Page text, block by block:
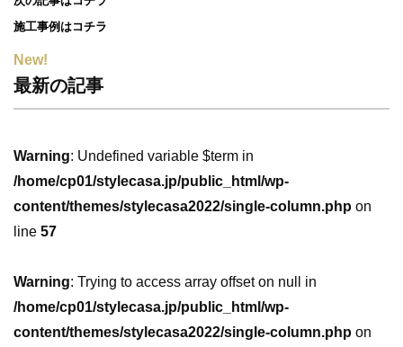
施工事例はコチラ
New!
最新の記事
Warning: Undefined variable $term in
/home/cp01/stylecasa.jp/public_html/wp-
content/themes/stylecasa2022/single-column.php on
line 57
Warning: Trying to access array offset on null in
/home/cp01/stylecasa.jp/public_html/wp-
content/themes/stylecasa2022/single-column.php on